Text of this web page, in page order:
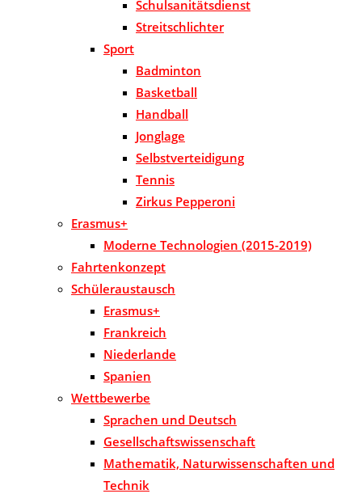
Schulsanitätsdienst
Streitschlichter
Sport
Badminton
Basketball
Handball
Jonglage
Selbstverteidigung
Tennis
Zirkus Pepperoni
Erasmus+
Moderne Technologien (2015-2019)
Fahrtenkonzept
Schüleraustausch
Erasmus+
Frankreich
Niederlande
Spanien
Wettbewerbe
Sprachen und Deutsch
Gesellschaftswissenschaft
Mathematik, Naturwissenschaften und
Technik